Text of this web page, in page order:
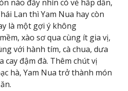
nào đấy nhìn có vẻ hấp dẫn,
Lan thì Yam Nua hay còn
là một gợi ý không
xào sơ qua cùng ít gia vị,
với hành tím, cà chua, dưa
cay đậm đà. Thêm chút vị
hà, Yam Nua trở thành món